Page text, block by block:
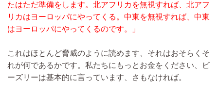
たはただ準備をします。北アフリカを無視すれば、北アフ
リカはヨーロッパにやってくる。中東を無視すれば、中東
はヨーロッパにやってくるのです。」
これはほとんど脅威のように読めます、それはおそらくそ
れが何であるかです。私たちにもっとお金をください、ビ
ーズリーは基本的に言っています、さもなければ。